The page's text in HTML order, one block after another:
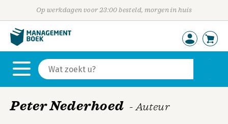
Op werkdagen voor 23:00 besteld, morgen in huis
Peter Nederhoed - Auteur